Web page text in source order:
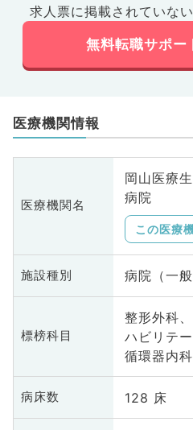
求人票に掲載されていな
無料転職サポー
医療機関情報
医療機関名
岡山医療
病院
この医療
施設種別 病院（一般
標榜科目
整形外科
ハビリテ
循環器内
病床数 128 床